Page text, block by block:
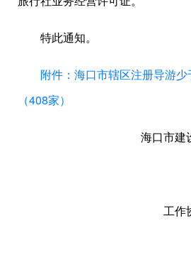
特此通知。
附件：海口市辖区注册导游
（408家）
海口市建
工作